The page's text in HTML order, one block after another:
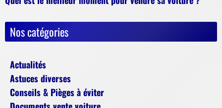
Nos catégories
Actualités
Astuces diverses
Conseils & Pièges à éviter